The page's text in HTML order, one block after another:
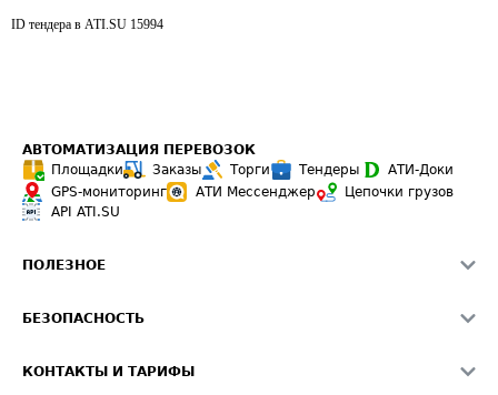
ID тендера в ATI.SU 15994
АВТОМАТИЗАЦИЯ ПЕРЕВОЗОК
Площадки
Заказы Торги Тендеры
АТИ-Доки
GPS-мониторинг
АТИ Мессенджер
Цепочки грузов
API ATI.SU
ПОЛЕЗНОЕ
Звезды ATI.SU на вашем сайте
БЕЗОПАСНОСТЬ
КОНТАКТЫ И ТАРИФЫ